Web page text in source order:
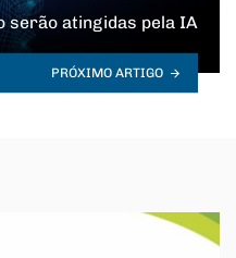
serão atingidas pela IA
PRÓXIMO ARTIGO